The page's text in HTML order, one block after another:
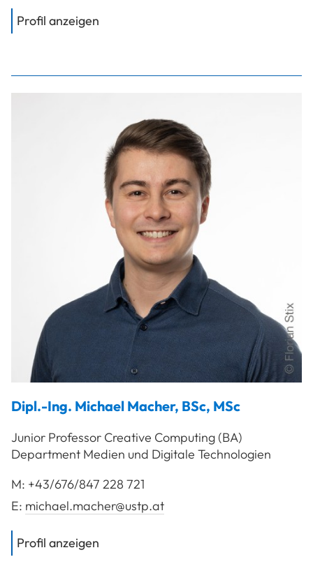
Profil anzeigen
Dipl.-Ing. Michael Macher, BSc, MSc
Junior Professor Creative Computing (BA)
Department Medien und Digitale Technologien
M: +43/676/847 228 721
E: michael.macher@ustp.at
Profil anzeigen